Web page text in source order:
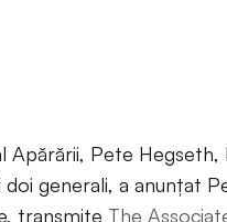
Apărării, Pete
doi generali, a anunțat
transmite The